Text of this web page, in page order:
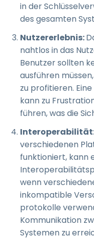
in der
des gesamten
Nutzererlebnis:
nahtlos in das
Benutzer sollten
ausführen
zu profitieren.
kann zu
führen, was die
verschiedenen
funktioniert, kann
wenn
inkompatible
protokolle
Kommunikation
Systemen zu